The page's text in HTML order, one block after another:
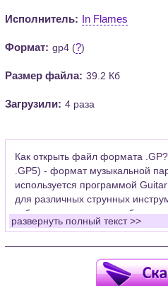
Исполнитель: In Flames
Формат: gp4 (?)
Размер файла: 39.2 Кб
Загрузили: 4 раза
Как открыть файл формата
.GP5) - формат музыкальной
используется программой
для различных струнных
табулатуры для гитары, бас-
применяется для создания
Для открытия нот этого
установить у себя на рабочем
развернуть полный текст >>